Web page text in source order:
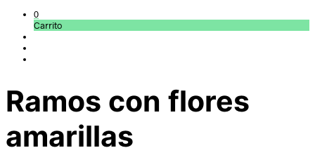
0
Carrito
Ramos con flores
amarillas